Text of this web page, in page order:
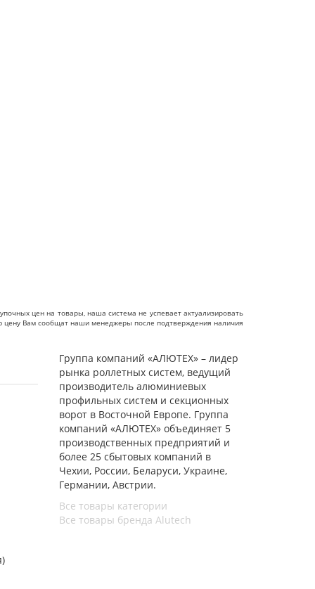
цен на товары, наша система не успевает актуализировать
Вам сообщат наши менеджеры после подтверждения наличия
Группа компаний «АЛЮТЕХ» – лидер
рынка роллетных систем, ведущий
производитель алюминиевых
профильных систем и секционных
ворот в Восточной Европе. Группа
компаний «АЛЮТЕХ» объединяет 5
производственных предприятий и
более 25 сбытовых компаний в
Чехии, России, Беларуси, Украине,
Германии, Австрии.
Все товары категории
Все товары бренда Alutech